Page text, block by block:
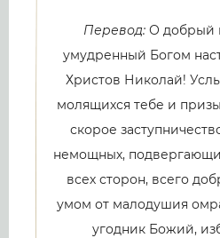
Перевод:О добрый
умудренный Богом
Христов Николай!
молящихся тебе и
скорое
немощных,
всех сторон, всего
умом от малодушия
угодник Божий,